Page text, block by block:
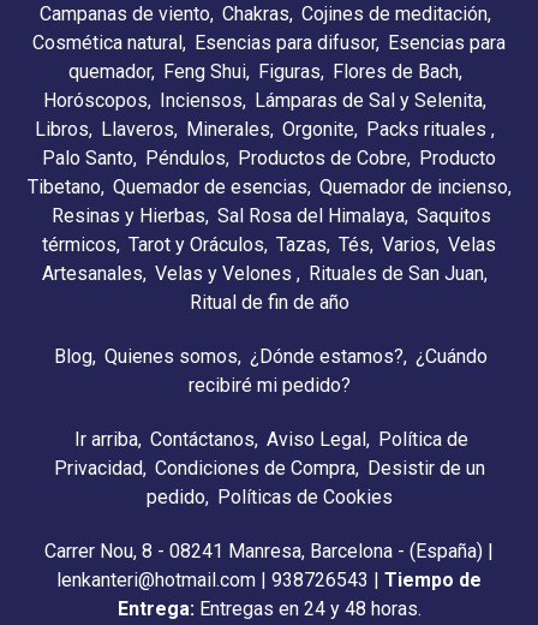
Campanas de viento Chakras Cojines de meditación
Cosmética natural Esencias para difusor Esencias para
quemador
Feng Shui Figuras
Flores de Bach
Horóscopos
Inciensos
Lámparas de Sal y Selenita
Libros
Llaveros Minerales Orgonite Packs rituales
Palo Santo Péndulos Productos de Cobre Producto
Tibetano Quemador de esencias Quemador de incienso
Resinas y Hierbas Sal Rosa del Himalaya Saquitos
térmicos Tarot y Oráculos Tazas Tés Varios Velas
Artesanales Velas y Velones
Rituales de San Juan
Ritual de fin de año
Blog Quienes somos ¿Dónde estamos?
¿Cuándo
recibiré mi pedido?
Ir arriba Contáctanos Aviso Legal
Política de
Privacidad Condiciones de Compra
Desistir de un
pedido
Políticas de Cookies
Carrer Nou, 8 - 08241 Manresa, Barcelona - (España) |
lenkanteri@hotmail.com | 938726543 | Tiempo de
Entrega: Entregas en 24 y 48 horas.